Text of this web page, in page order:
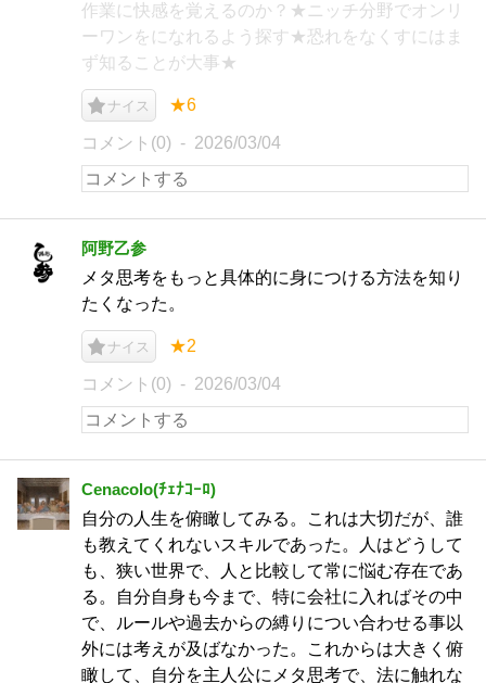
作業に快感を覚えるのか？★ニッチ分野でオンリ
ーワンをになれるよう探す★恐れをなくすにはま
ず知ることが大事★
ナイス ★6
コメント(0) 2026/03/04
阿野乙参
メタ思考をもっと具体的に身につける方法を知り
たくなった。
ナイス ★2
コメント(0) 2026/03/04
Cenacolo(ﾁｪﾅｺｰﾛ)
自分の人生を俯瞰してみる。これは大切だが、誰
も教えてくれないスキルであった。人はどうして
も、狭い世界で、人と比較して常に悩む存在であ
る。自分自身も今まで、特に会社に入ればその中
で、ルールや過去からの縛りについ合わせる事以
外には考えが及ばなかった。これからは大きく俯
瞰して、自分を主人公にメタ思考で、法に触れな